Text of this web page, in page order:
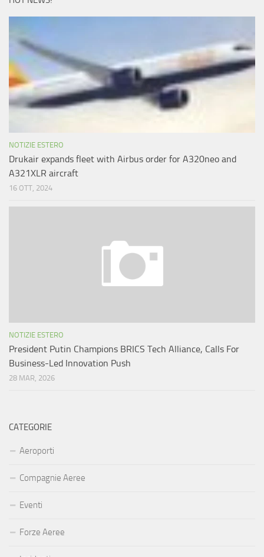
NOTIZIE ESTERO
Drukair expands fleet with Airbus order for A320neo and
A321XLR aircraft
16 OTT, 2024
NOTIZIE ESTERO
President Putin Champions BRICS Tech Alliance, Calls For
Business-Led Innovation Push
28 MAR, 2026
CATEGORIE
Aeroporti
Compagnie Aeree
Eventi
Forze Aeree